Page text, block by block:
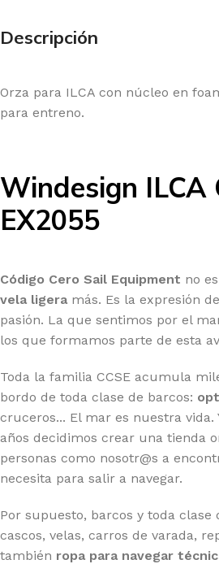
Descripción
Orza para ILCA con núcleo en
para entreno.
Windesign ILCA
EX2055
Código Cero Sail Equipment no
vela ligera más. Es la expresión
pasión. La que sentimos por el
los que formamos parte de esta
Toda la familia CCSE acumula
bordo de toda clase de barcos:
cruceros... El mar es nuestra vida.
años decidimos crear una tienda
personas como nosotr@s a
necesita para salir a navegar.
Por supuesto, barcos y toda clase
cascos, velas, carros de varada,
también ropa para navegar